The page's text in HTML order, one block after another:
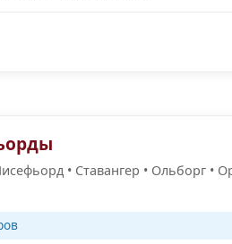
• Ставангер • Ольборг •